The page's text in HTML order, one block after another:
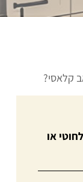
קלאסי?
או